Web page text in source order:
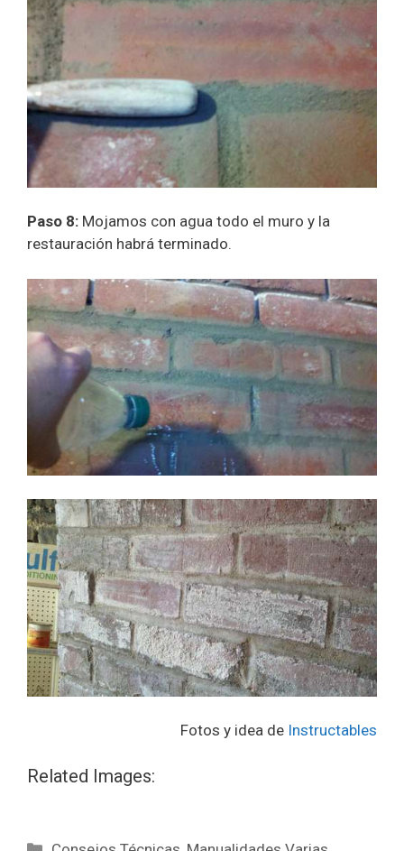
Paso 8: Mojamos con agua todo el muro y la
restauración habrá terminado.
Fotos y idea de Instructables
Related Images: